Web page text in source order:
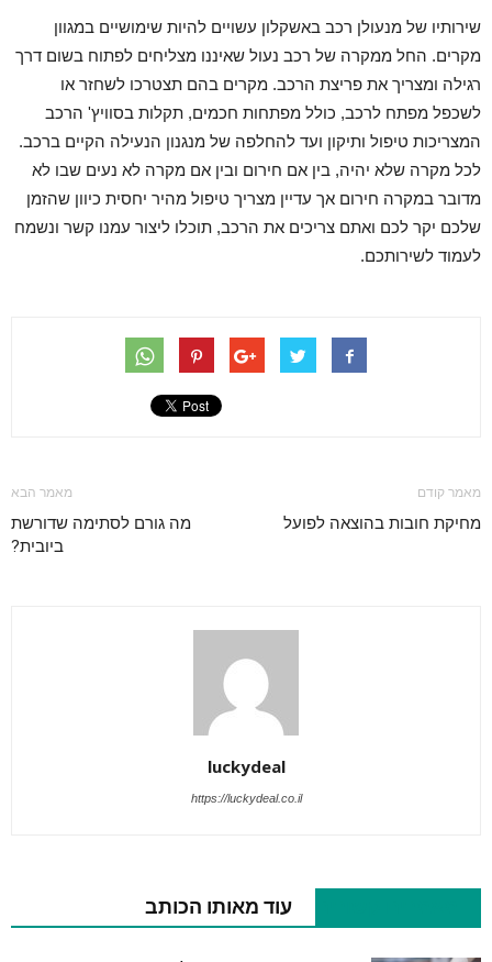
שירותיו של מנעולן רכב באשקלון עשויים להיות שימושיים במגוון
מקרים. החל ממקרה של רכב נעול שאיננו מצליחים לפתוח בשום דרך
רגילה ומצריך את פריצת הרכב. מקרים בהם תצטרכו לשחזר או
לשכפל מפתח לרכב, כולל מפתחות חכמים, תקלות בסוויץ' הרכב
המצריכות טיפול ותיקון ועד להחלפה של מנגנון הנעילה הקיים ברכב.
לכל מקרה שלא יהיה, בין אם חירום ובין אם מקרה לא נעים שבו לא
מדובר במקרה חירום אך עדיין מצריך טיפול מהיר יחסית כיוון שהזמן
שלכם יקר לכם ואתם צריכים את הרכב, תוכלו ליצור עמנו קשר ונשמח
לעמוד לשירותכם.
מאמר קודם
מחיקת חובות בהוצאה לפועל
מאמר הבא
מה גורם לסתימה שדורשת
ביובית?
luckydeal
https://luckydeal.co.il
עוד מאותו הכותב